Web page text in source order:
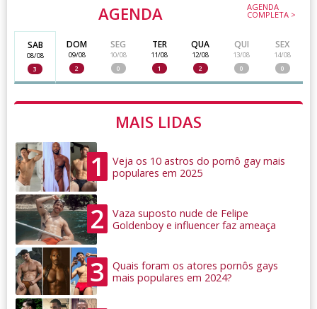
AGENDA AGENDA
COMPLETA >
SAB
08/08
3
DOM
09/08
2
SEG
10/08
0
TER
11/08
1
QUA
12/08
2
QUI
13/08
0
SEX
14/08
0
MAIS LIDAS
1
Veja os 10 astros do pornô gay mais
populares em 2025
2
Vaza suposto nude de Felipe
Goldenboy e influencer faz ameaça
3
Quais foram os atores pornôs gays
mais populares em 2024?